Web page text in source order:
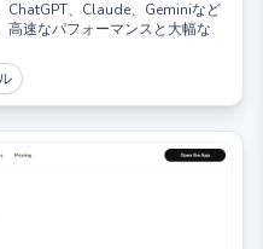
ChatGPT、Claude、Geminiなど
速なパフォーマンスと大幅な